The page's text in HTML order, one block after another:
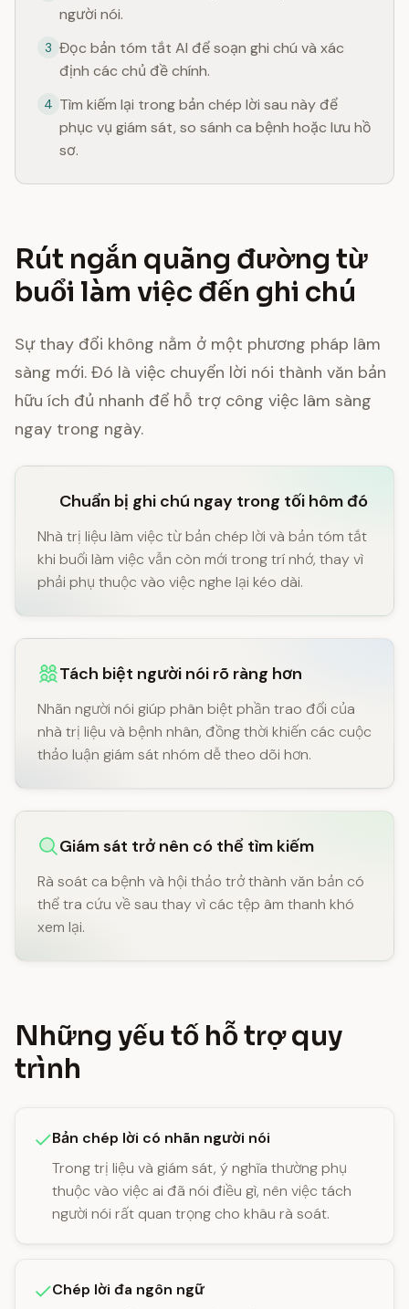
người nói.
3 Đọc bản tóm tắt AI để soạn ghi chú và xác
định các chủ đề chính.
4 Tìm kiếm lại trong bản chép lời sau này để
phục vụ giám sát, so sánh ca bệnh hoặc lưu hồ
sơ.
Rút ngắn quãng đường từ
buổi làm việc đến ghi chú
Sự thay đổi không nằm ở một phương pháp lâm
sàng mới. Đó là việc chuyển lời nói thành văn bản
hữu ích đủ nhanh để hỗ trợ công việc lâm sàng
ngay trong ngày.
Chuẩn bị ghi chú ngay trong tối hôm đó
Nhà trị liệu làm việc từ bản chép lời và bản tóm tắt
khi buổi làm việc vẫn còn mới trong trí nhớ, thay vì
phải phụ thuộc vào việc nghe lại kéo dài.
Tách biệt người nói rõ ràng hơn
Nhãn người nói giúp phân biệt phần trao đổi của
nhà trị liệu và bệnh nhân, đồng thời khiến các cuộc
thảo luận giám sát nhóm dễ theo dõi hơn.
Giám sát trở nên có thể tìm kiếm
Rà soát ca bệnh và hội thảo trở thành văn bản có
thể tra cứu về sau thay vì các tệp âm thanh khó
xem lại.
Những yếu tố hỗ trợ quy
trình
Bản chép lời có nhãn người nói
Trong trị liệu và giám sát, ý nghĩa thường phụ
thuộc vào việc ai đã nói điều gì, nên việc tách
người nói rất quan trọng cho khâu rà soát.
Chép lời đa ngôn ngữ